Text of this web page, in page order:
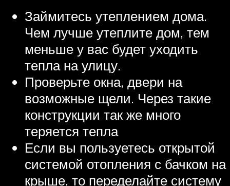
Займитесь утеплением дома.
Чем лучше утеплите дом, тем
меньше у вас будет уходить
тепла на улицу.
Проверьте окна, двери на
возможные щели. Через такие
конструкции так же много
теряется тепла
Если вы пользуетесь открытой
системой отопления с бачком на
крыше, то переделайте систему